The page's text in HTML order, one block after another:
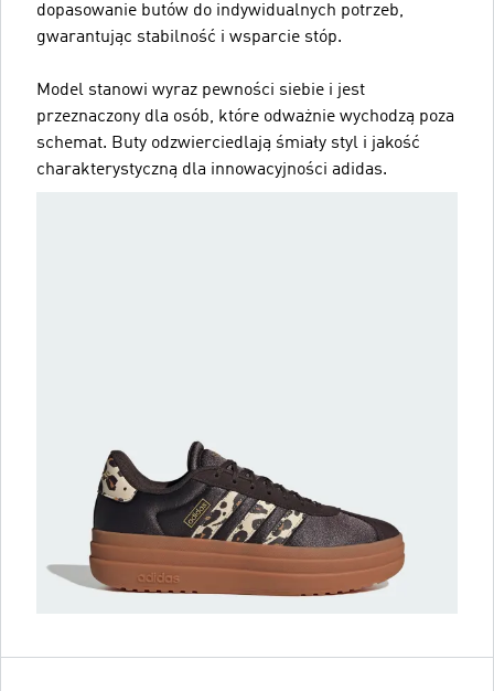
dopasowanie butów do indywidualnych potrzeb,
gwarantując stabilność i wsparcie stóp.
Model stanowi wyraz pewności siebie i jest
przeznaczony dla osób, które odważnie wychodzą poza
schemat. Buty odzwierciedlają śmiały styl i jakość
charakterystyczną dla innowacyjności adidas.